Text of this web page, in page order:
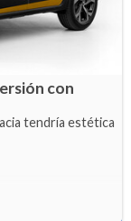
con
tendría estética